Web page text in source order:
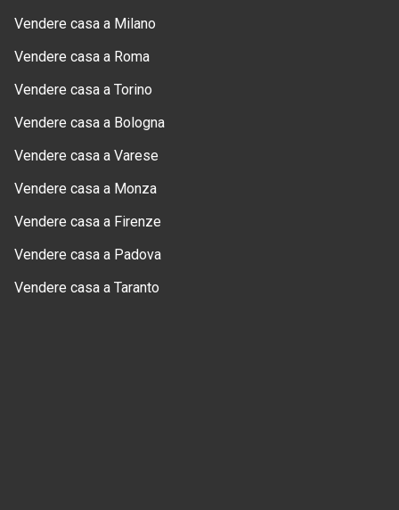
Vendere casa a Milano
Vendere casa a Roma
Vendere casa a Torino
Vendere casa a Bologna
Vendere casa a Varese
Vendere casa a Monza
Vendere casa a Firenze
Vendere casa a Padova
Vendere casa a Taranto